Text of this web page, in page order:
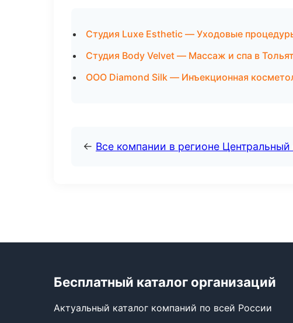
Студия Luxe Esthetic — Уходовые
Студия Body Velvet — Массаж и спа в
ООО Diamond Silk — Инъекционная
← Все компании в регионе
Бесплатный каталог организаций
Актуальный каталог компаний по всей России